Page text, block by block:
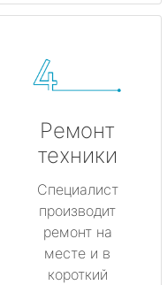
Ремонт
техники
Специалист
производит
ремонт на
месте и в
короткий